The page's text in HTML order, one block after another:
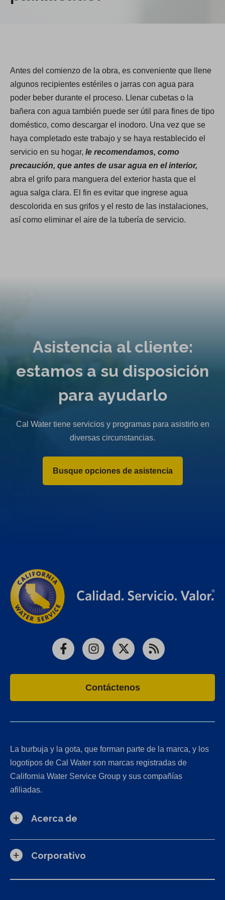
Antes del comienzo de la obra, es conveniente que llene
algunos recipientes estériles o jarras con agua para
poder beber durante el proceso. Llenar cubetas o la
bañera con agua también puede ser útil para fines de tipo
doméstico, como descargar el inodoro. Una vez que se
haya completado este trabajo y se haya restablecido el
servicio en su hogar, le recomendamos, como
precaución, que antes de usar agua en el interior,
abra el grifo para manguera del exterior hasta que el
agua salga clara. El fin es evitar que ingrese agua
descolorida en sus grifos y el resto de las instalaciones,
así como eliminar el aire de la tubería de servicio.
Asistencia al cliente:
estamos a su disposición
para ayudarlo
Cal Water tiene servicios y programas para asistirlo en
diversas circunstancias.
Busque opciones de asistencia
FacebookInstagram
X RSS
Contáctenos
La burbuja y la gota, que forman parte de la marca, y los
logotipos de Cal Water son marcas registradas de
California Water Service Group y sus compañías
afiliadas.
Acerca de
Corporativo